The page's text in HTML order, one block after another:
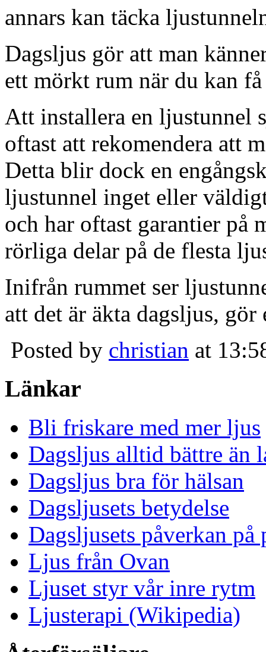
annars kan täcka
Dagsljus gör att man
ett mörkt rum när du kan
Att installera en ljustunnel
oftast att rekomendera att
Detta blir dock en
ljustunnel inget eller
och har oftast garantier på
rörliga delar på de flesta
Inifrån rummet ser
att det är äkta dagsljus,
Posted by christian at
Länkar
Bli friskare med mer ljus
Dagsljus alltid bättre än
Dagsljus bra för hälsan
Dagsljusets betydelse
Dagsljusets påverkan på
Ljus från Ovan
Ljuset styr vår inre rytm
Ljusterapi (Wikipedia)